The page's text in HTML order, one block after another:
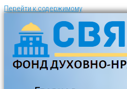
Перейти к содержимому